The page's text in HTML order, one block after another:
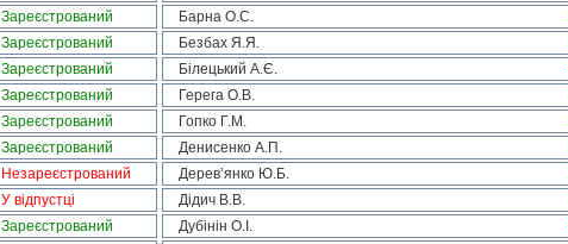
Зареєстрований Барна О.С.
Зареєстрований Безбах Я.Я.
Зареєстрований Білецький А.Є.
Зареєстрований Герега О.В.
Зареєстрований Гопко Г.М.
Зареєстрований Денисенко А.П.
Незареєстрований Дерев’янко Ю.Б.
У відпустці Дідич В.В.
Зареєстрований Дубінін О.І.